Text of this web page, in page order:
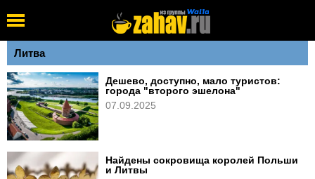
Литва
Дешево, доступно, мало туристов:
города "второго эшелона"
07.09.2025
Найдены сокровища королей Польши
и Литвы